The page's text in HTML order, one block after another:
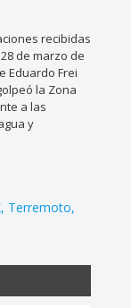
recibidas
de marzo de
Eduardo Frei
la Zona
a las
y
Terremoto